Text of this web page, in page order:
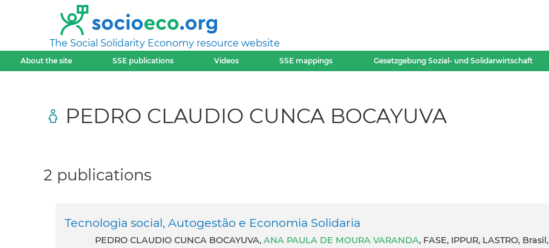
The Social Solidarity Economy resource website
About the site SSE publications Videos SSE mappings Gesetzgebung Sozial- und Solidarwirtschaft
PEDRO CLAUDIO CUNCA BOCAYUVA
2 publications
Tecnologia social, Autogestão e Economia Solidaria
PEDRO CLAUDIO CUNCA BOCAYUVA, ANA PAULA DE MOURA VARANDA, FASE, IPPUR, LASTRO, Brasil,